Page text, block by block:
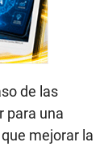
de las
para una
mejorar la